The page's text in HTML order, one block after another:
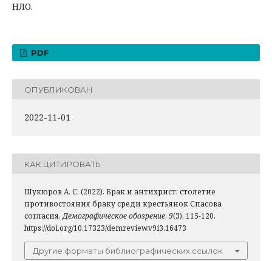
НЛО.
PDF
ОПУБЛИКОВАН
2022-11-01
КАК ЦИТИРОВАТЬ
Шукюров А. С. (2022). Брак и антихрист: столетие
противостояния браку среди крестьянок Спасова
согласия.Демографическое обозрение, 9(3), 115-120.
https://doi.org/10.17323/demreview.v9i3.16473
Другие форматы библиографических ссылок